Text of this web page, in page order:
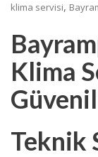
klima servisi,
Klima
Teknik